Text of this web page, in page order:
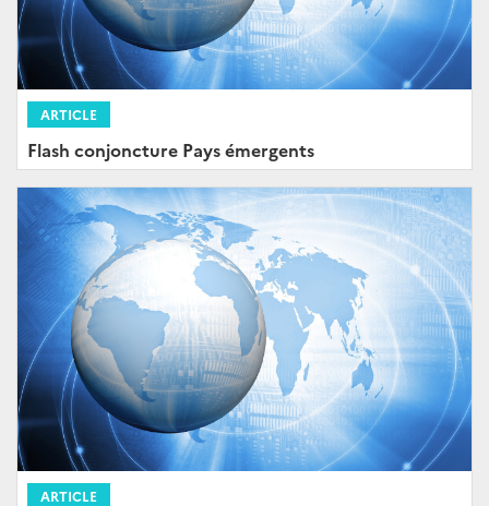
ARTICLE
Flash conjoncture Pays émergents
ARTICLE